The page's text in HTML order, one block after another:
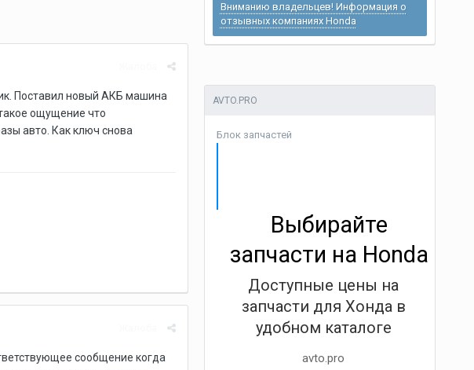
Поставил новый АКБ машина
ощущение что
авто. Как ключ снова
сообщение когда
Вниманию владельцев! Информация о
отзывных компаниях Honda
AVTO.PRO
Блок запчастей
Выбирайте
запчасти на Honda
Доступные цены на
запчасти для Хонда в
удобном каталоге
avto.pro